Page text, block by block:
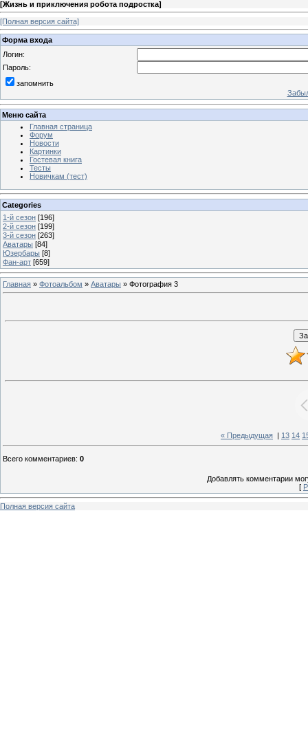
[Жизнь и приключения робота подростка]
[Полная версия сайта]
Форма входа
Логин:
Пароль:
запомнить
Меню сайта
Главная страница
Форум
Новости
Картинки
Гостевая книга
Тесты
Новичкам (тест)
Categories
1-й сезон [196]
2-й сезон [199]
3-й сезон [263]
Аватары [84]
Юзербары [8]
Фан-арт [659]
Главная » Фотоальбом » Аватары » Фотография 3
« Предыдущая | 13 14
Всего комментариев: 0
Добавлять комментарии
[
Полная версия сайта